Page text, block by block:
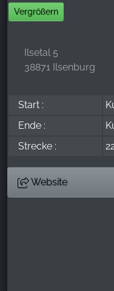
Vergrößern
Ilsetal 5
38871 Ilsenburg
Start :
Ende :
Strecke :
Website